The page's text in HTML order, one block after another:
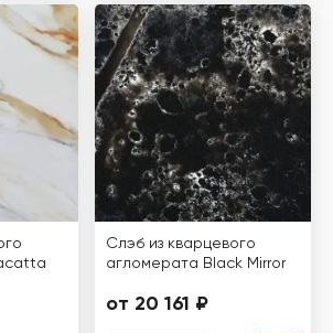
Слэб из кварцевого
агломерата Black Mirror
от 20 161 ₽